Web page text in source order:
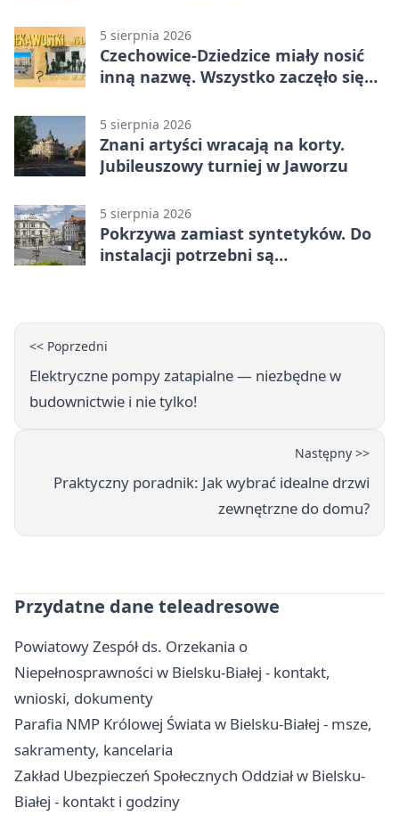
5 sierpnia 2026
Czechowice-Dziedzice miały nosić
inną nazwę. Wszystko zaczęło się
5 sierpnia 2026
Znani artyści wracają na korty.
Jubileuszowy turniej w Jaworzu
5 sierpnia 2026
Pokrzywa zamiast syntetyków. Do
instalacji potrzebni są
<< Poprzedni
Elektryczne pompy zatapialne — niezbędne w
budownictwie i nie tylko!
Następny >>
Praktyczny poradnik: Jak wybrać idealne drzwi
zewnętrzne do domu?
Przydatne dane teleadresowe
Powiatowy Zespół ds. Orzekania o
Niepełnosprawności w Bielsku-Białej - kontakt,
wnioski, dokumenty
Parafia NMP Królowej Świata w Bielsku-Białej - msze,
sakramenty, kancelaria
Zakład Ubezpieczeń Społecznych Oddział w Bielsku-
Białej - kontakt i godziny